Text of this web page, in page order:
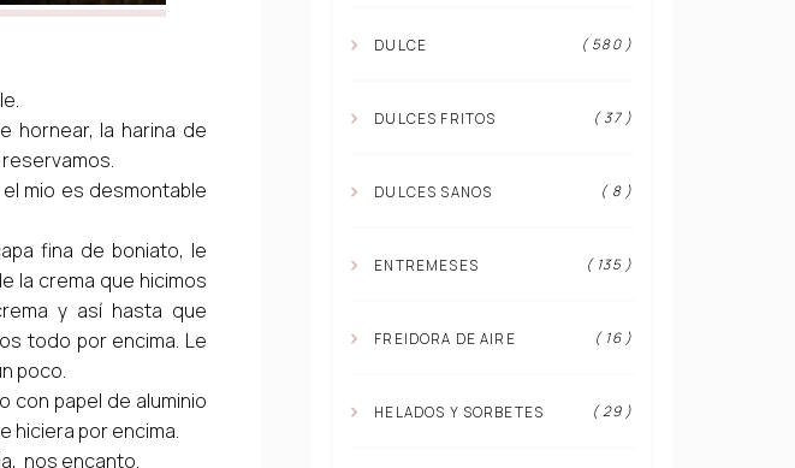
hornear, la harina de
mio es desmontable
fina de boniato, le
la crema que hicimos
y así hasta que
todo por encima. Le
poco.
con papel de aluminio
hiciera por encima.
nos encanto.
DULCE ( 580 )
DULCES FRITOS ( 37 )
DULCES SANOS ( 8 )
ENTREMESES ( 135 )
FREIDORA DE AIRE ( 16 )
HELADOS Y SORBETES ( 29 )